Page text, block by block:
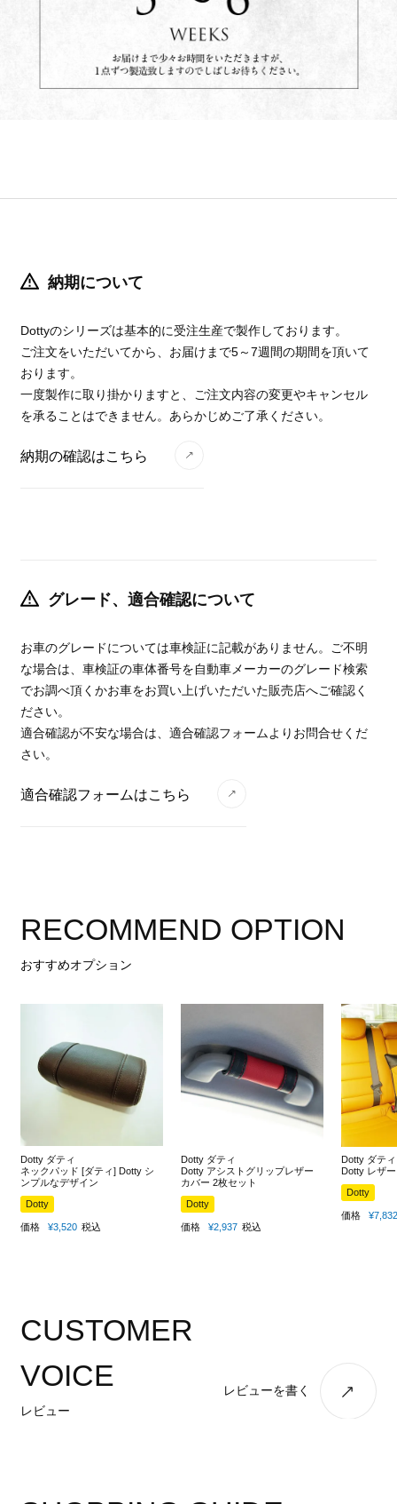
納期について
Dottyのシリーズは基本的に受注生産で製作しております。
ご注文をいただいてから、お届けまで5～7週間の期間を頂いて
おります。
一度製作に取り掛かりますと、ご注文内容の変更やキャンセル
を承ることはできません。あらかじめご了承ください。
納期の確認はこちら
グレード、適合確認について
お車のグレードについては車検証に記載がありません。ご不明
な場合は、車検証の車体番号を自動車メーカーのグレード検索
でお調べ頂くかお車をお買い上げいただいた販売店へご確認く
ださい。
適合確認が不安な場合は、適合確認フォームよりお問合せくだ
さい。
適合確認フォームはこちら
RECOMMEND OPTION
おすすめオプション
Dotty ダティ
ネックパッド [ダティ] Dotty シ
ンプルなデザイン
Dotty
価格 ¥3,520 税込
Dotty ダティ
Dotty アシストグリップレザー
カバー 2枚セット
Dotty
価格 ¥2,937 税込
Dotty ダティ
Dotty レザ
Dotty
価格 ¥7,832
CUSTOMER
VOICE
レビュー
レビューを書く